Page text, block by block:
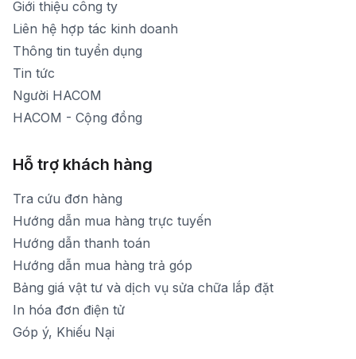
1900 1903 (máy lẻ 160)
[email protected]
Thời gian mở cửa: Từ 8h30-20h hàng ngày
Giới thiệu công ty
Liên hệ hợp tác kinh doanh
Thông tin tuyển dụng
Tin tức
Người HACOM
HACOM - Cộng đồng
Hỗ trợ khách hàng
Tra cứu đơn hàng
Hướng dẫn mua hàng trực tuyến
Hướng dẫn thanh toán
Hướng dẫn mua hàng trả góp
Bảng giá vật tư và dịch vụ sửa chữa lắp đặt
In hóa đơn điện tử
Góp ý, Khiếu Nại